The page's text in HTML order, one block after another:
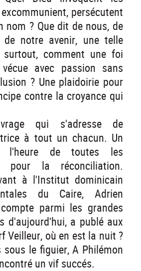
persécutent
nom ? Que dit de nous, de
de notre avenir, une telle
comment une foi
avec passion sans
? Une plaidoirie pour
contre la croyance qui
qui s'adresse de
à tout un chacun. Un
l'heure de toutes les
pour la réconciliation.
à l'Institut dominicain
du Caire, Adrien
parmi les grandes
d'aujourd'hui, a publé aux
Veilleur, où en est la nuit ?
sous le figuier, A Philémon
un vif succés.